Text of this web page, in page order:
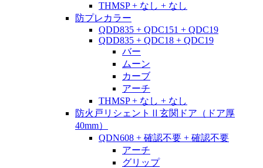
THMSP + なし + なし
防プレカラー
QDD835 + QDC151 + QDC19
QDD835 + QDC18 + QDC19
バー
ムーン
カーブ
アーチ
THMSP + なし + なし
防火戸リシェントⅡ玄関ドア（ドア厚
40mm）
QDN608 + 確認不要 + 確認不要
アーチ
グリップ